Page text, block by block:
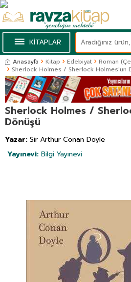
KİTAPLAR
Anasayfa Kitap Edebiyat
Roman
Sherlock Holmes / Sherlock Holmes'un
Sherlock Holmes /
Dönüşü
Yazar: Sir Arthur Conan Doyle
Yayınevi: Bilgi Yayınevi